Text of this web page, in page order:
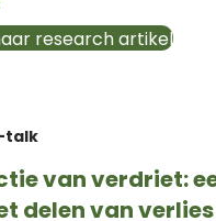
research artikel
talk
van verdriet:
delen van verlies